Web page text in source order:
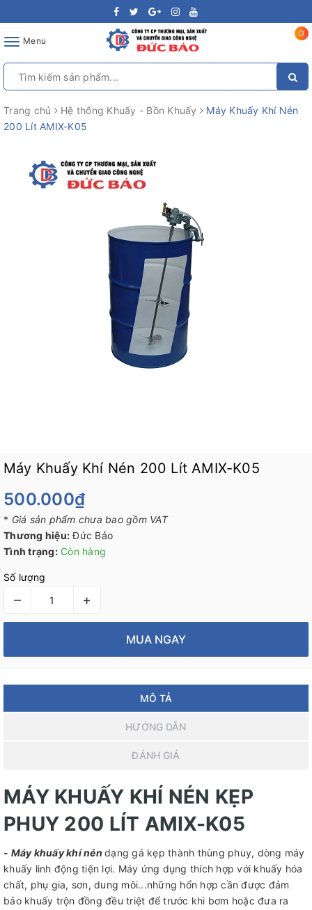
ToggleMenu
0
Trang chủ Hệ thống Khuấy - Bồn Khuấy
Máy Khuấy Khí Nén
200 Lít AMIX-K05
Máy Khuấy Khí Nén 200 Lít AMIX-K05
500.000₫
* Giá sản phẩm chưa bao gồm VAT
Thương hiệu: Đức Bảo
Tình trạng: Còn hàng
Số lượng
– +
MUA NGAY
MÔ TẢ
HƯỚNG DẪN
ĐÁNH GIÁ
MÁY KHUẤY KHÍ NÉN KẸP
PHUY 200 LÍT AMIX-K05
- Máy khuấy khí nén dạng gá kẹp thành thùng phuy, dòng máy
khuấy linh động tiện lợi. Máy ứng dụng thích hợp với khuấy hóa
chất, phụ gia, sơn, dung môi...những hổn hợp cần được đảm
bảo khuấy trộn đồng đều triệt để trước khi bơm hoặc đưa ra